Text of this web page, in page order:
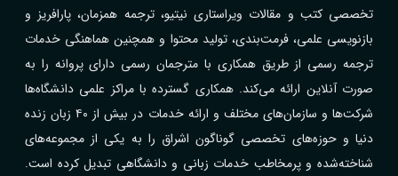
تخصصی کتب و مقالات ویراستاری نیتیو، ترجمه همزمان، پارافریز و
بازنویسی علمی، فرمت‌بندی، تولید محتوا و همچنین هماهنگی خدمات
ترجمه رسمی از طریق همکاری با مترجمان رسمی دارای پروانه را به
صورت آنلاین ارائه می‌کند. همکاری گسترده با مراکز علمی دانشگاه‌ها
شرکت‌ها و سازمان‌های مختلف و ارائه خدمات در بیش از ۴۰ زبان زنده
دنیا و حوزه‌های تخصصی گوناگون اشراق را به یکی از مجموعه‌های
شناخته‌شده و پرمخاطب خدمات زبانی و دانشگاهی تبدیل کرده است.